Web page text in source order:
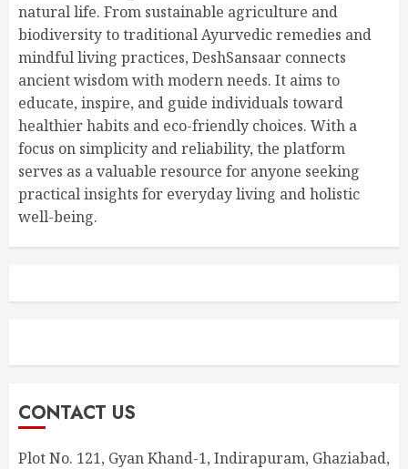
natural life. From sustainable agriculture and
biodiversity to traditional Ayurvedic remedies and
mindful living practices, DeshSansaar connects
ancient wisdom with modern needs. It aims to
educate, inspire, and guide individuals toward
healthier habits and eco-friendly choices. With a
focus on simplicity and reliability, the platform
serves as a valuable resource for anyone seeking
practical insights for everyday living and holistic
well-being.
CONTACT US
Plot No. 121, Gyan Khand-1, Indirapuram, Ghaziabad,